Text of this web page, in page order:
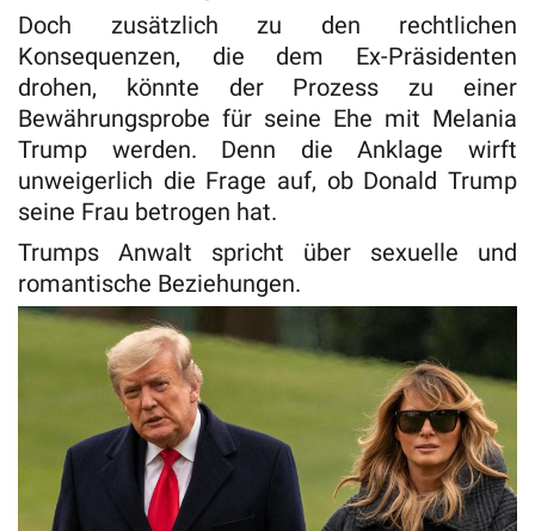
Doch zusätzlich zu den rechtlichen
Konsequenzen, die dem Ex-Präsidenten
drohen, könnte der Prozess zu einer
Bewährungsprobe für seine Ehe mit Melania
Trump werden. Denn die Anklage wirft
unweigerlich die Frage auf, ob Donald Trump
seine Frau betrogen hat.
Trumps Anwalt spricht über sexuelle und
romantische Beziehungen.